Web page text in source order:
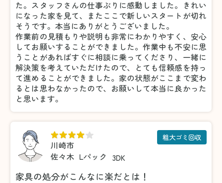
た。スタッフさんの仕事ぶりに感動しました。きれい
になった家を見て、またここで新しいスタートが切れ
そうです。本当にありがとうございました。
作業前の見積もりや説明も非常にわかりやすく、安心
してお願いすることができました。作業中も不安に思
うことがあればすぐに相談に乗ってくださり、一緒に
解決策を考えていただけたので、とても信頼感を持っ
て進めることができました。家の状態がここまで変わ
るとは思わなかったので、お願いして本当に良かった
と思います。
川崎市
佐々木 Lパック 3DK
粗大ゴミ回収
家具の処分がこんなに楽だとは！